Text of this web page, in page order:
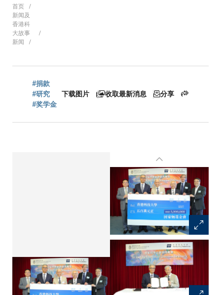
面
包
屑
首页
新闻及
香港科
大故事
新闻
#捐款
#研究
#奖学金
下载图片 收取最新消息 分享